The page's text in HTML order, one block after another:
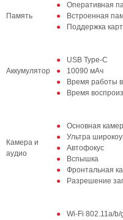
Память
Оперативная
Встроенная
Поддержка
Аккумулятор
USB Type-C
10090 мАч
Время работы
Время
Камера и
аудио
Основная
Ультра
Автофокус
Вспышка
Фронтальная
Разрешение
Wi-Fi 802.11a/